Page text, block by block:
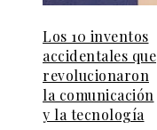
Los 10 inventos
accidentales que
revolucionaron
la comunicación
y la tecnología